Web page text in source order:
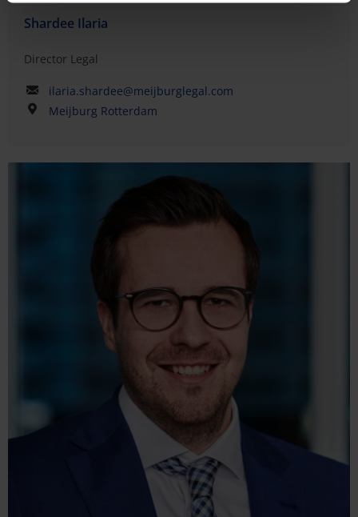
Shardee Ilaria
Director Legal
ilaria.shardee@meijburglegal.com
Meijburg Rotterdam